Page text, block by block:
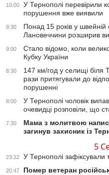
10:00
У Тернополі перевірили
порушення вже виявили
9:30
Понад 15 років у швейній
Лановеччини розширив
9:00
Стало відомо, коли
Кубку України
8:30
147 км/год у селищі біля
рази притягували до
порушенні
8:00
У Тернополі чоловік
очевидці розповіли, що
7:30
Мама з молитвою
загинув захисник із
5
23:22 У Тернополі
20:47
Помер ветеран